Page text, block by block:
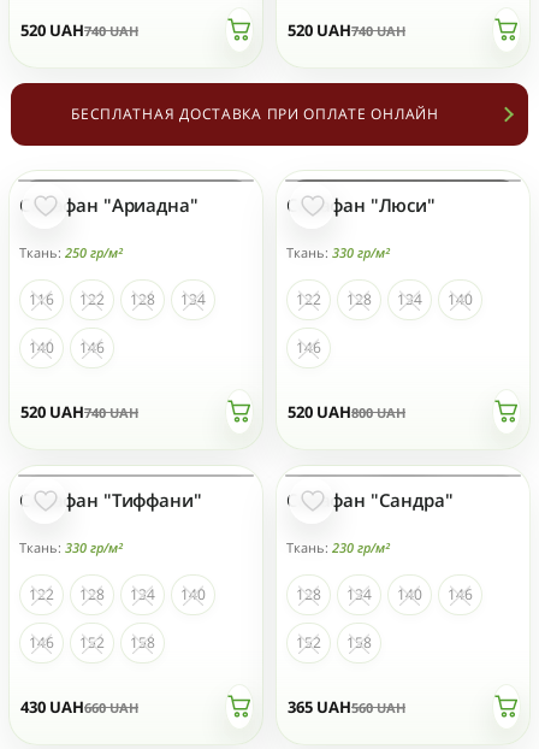
520 UAH740UAH 520 UAH740UAH
БЕСПЛАТНАЯ ДОСТАВКА ПРИ ОПЛАТЕ ОНЛАЙН
НЕТ НА СКЛАДЕ
520 UAH740UAH
Сарафан "Ариадна"
Ткань: 250 гр/м²
116 122 128 134
140 146
НЕТ НА СКЛАДЕ
520 UAH800UAH
Сарафан "Люси"
Ткань: 330 гр/м²
122 128 134 140
146
НЕТ НА СКЛАДЕ
430 UAH660UAH
Сарафан "Тиффани"
Ткань: 330 гр/м²
122 128 134 140
146 152 158
НЕТ НА СКЛАДЕ
365 UAH560UAH
Сарафан "Сандра"
Ткань: 230 гр/м²
128 134 140 146
152 158